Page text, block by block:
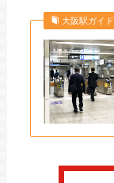
大阪駅ガイド